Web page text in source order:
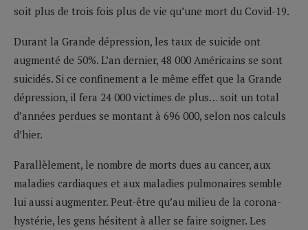
soit plus de trois fois plus de vie qu’une mort du Covid-19.
Durant la Grande dépression, les taux de suicide ont
augmenté de 50%. L’an dernier, 48 000 Américains se sont
suicidés. Si ce confinement a le même effet que la Grande
dépression, il fera 24 000 victimes de plus… soit un total
d’années perdues se montant à 696 000, selon nos calculs
d’hier.
Parallèlement, le nombre de morts dues au cancer, aux
maladies cardiaques et aux maladies pulmonaires semble
lui aussi augmenter. Peut-être qu’au milieu de la corona-
hystérie, les gens hésitent à aller se faire soigner. Les